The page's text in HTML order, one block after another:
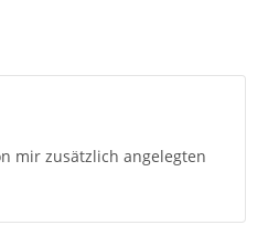
mir zusätzlich angelegten